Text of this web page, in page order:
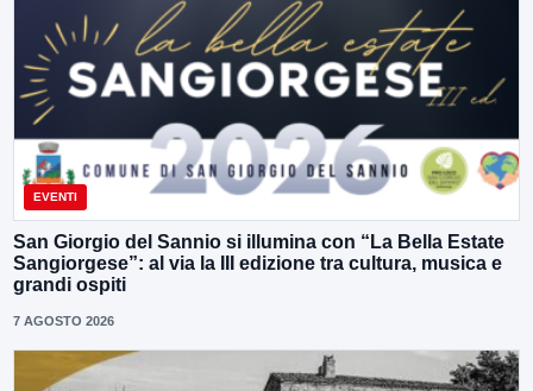
EVENTI
San Giorgio del Sannio si illumina con “La Bella Estate
Sangiorgese”: al via la III edizione tra cultura, musica e
grandi ospiti
7 AGOSTO 2026